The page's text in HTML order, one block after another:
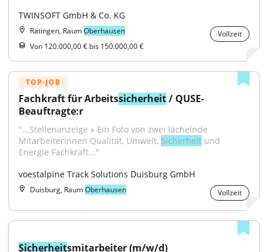
TWINSOFT GmbH & Co. KG
Ratingen, RaumOberhausen
Vollzeit
Von 120.000,00 € bis 150.000,00 €
TOP-JOB
Fachkraft für Arbeitssicherheit / QUSE-
Beauftragte:r
"...Stellenanzeige » Ein Foto von zwei lächelnde
MitarbeiterInnen Qualität, Umwelt, Sicherheit und
Energie Fachkraft..."
voestalpine Track Solutions Duisburg GmbH
Duisburg, RaumOberhausen Vollzeit
Sicherheitsmitarbeiter (m/w/d)